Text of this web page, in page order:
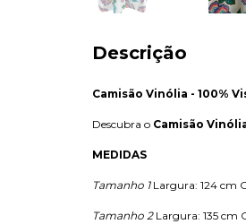
Descrição
Camisão Vinólia - 100%
Descubra o Camisão
MEDIDAS
Tamanho 1Largura: 124 cm
Tamanho 2Largura: 135 cm